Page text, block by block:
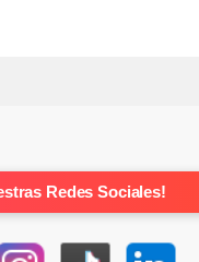
Redes Sociales!